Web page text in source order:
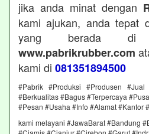
jika anda minat dengan
kami ajukan, anda tepat
yang berada di
www.pabrikrubber.com
kami di 081351894500
#Pabrik #Produksi #Produsen
#Berkualitas #Bagus #Terpercaya
#Pesan #Usaha #Info #Alamat #Kantor
kami melayani #JawaBarat #Bandung